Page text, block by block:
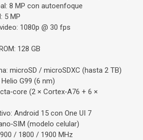
8 MP con autoenfoque
5 MP
1080p @ 30 fps
128 GB
microSD / microSDXC (hasta 2 TB)
G99 (6 nm)
(2 × Cortex‑A76 + 6 ×
Android 15 con One UI 7
(modelo celular)
/ 1800 / 1900 MHz